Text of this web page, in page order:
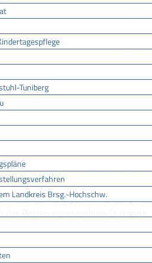
Tuniberg
Landkreis Brsg.-Hochschw.
Stuttgart für ganz Baden-
und Flugbetrieb ASt. Freiburg
denen beim Abbrennen von
von weniger als 1,5 km von der
Feuerwerkskörpern verboten In
bei der zuständigen
Feuerwerkskörpern in Höhe von
das Regierungspräsidium Stuttgart.